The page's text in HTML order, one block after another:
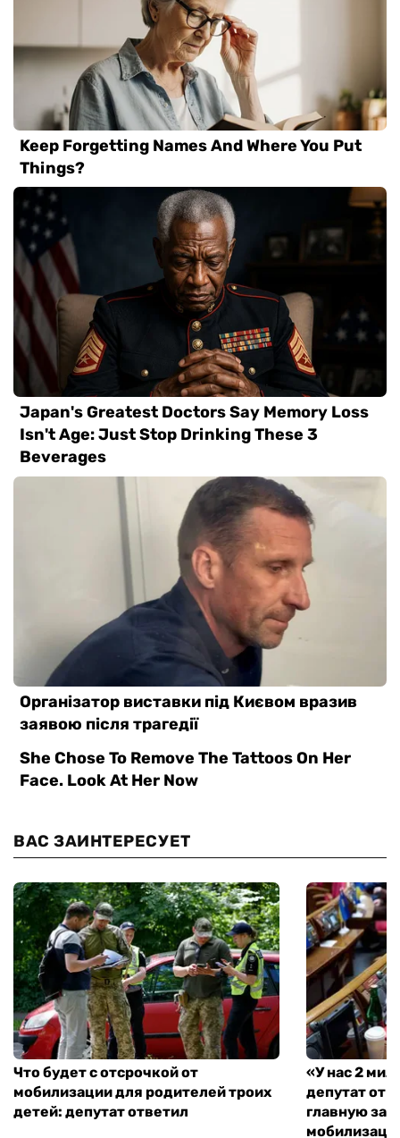
ВАС ЗАИНТЕРЕСУЕТ
Что будет с отсрочкой от
мобилизации для родителей троих
детей: депутат ответил
«У нас 2
депутат от
главную